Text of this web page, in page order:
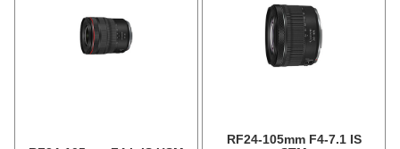
RF24-105mm F4-7.1 IS